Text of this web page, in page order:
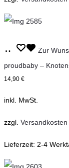
Optionen
der
gewählt
Ausführung
wählen
Dieses
Varianten
auf.
Optionen
können
Zur
proudbaby –
14,90 €
inkl. MwSt.
zzgl. Versandkosten
Lieferzeit: 2-4